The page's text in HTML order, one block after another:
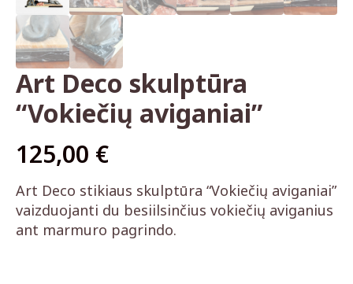
Art Deco skulptūra
“Vokiečių aviganiai”
125,00 €
Art Deco stikiaus skulptūra “Vokiečių aviganiai”
vaizduojanti du besiilsinčius vokiečių aviganius
ant marmuro pagrindo.